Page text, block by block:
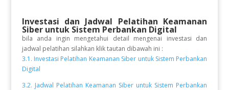
Investasi dan Jadwal Pelatihan Keamanan
Siber untuk Sistem Perbankan Digital
bila anda ingin mengetahui detail mengenai investasi dan
jadwal pelatihan silahkan klik tautan dibawah ini :
3.1. Investasi Pelatihan Keamanan Siber untuk Sistem Perbankan
Digital
3.2. Jadwal Pelatihan Keamanan Siber untuk Sistem Perbankan